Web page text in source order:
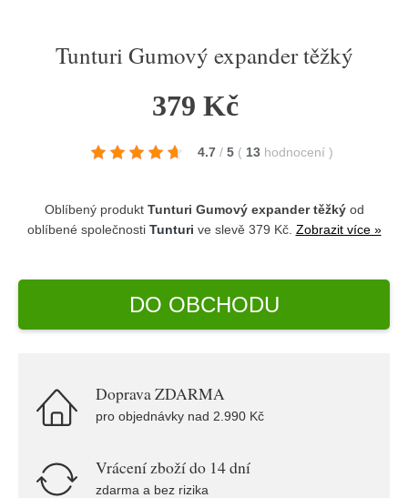
Tunturi Gumový expander těžký
379 Kč
4.7 / 5 ( 13 hodnocení )
Oblíbený produkt Tunturi Gumový expander těžkýod
oblíbené společnosti Tunturi ve slevě 379 Kč. Zobrazit více »
DO OBCHODU
Doprava ZDARMA
pro objednávky nad 2.990 Kč
Vrácení zboží do 14 dní
zdarma a bez rizika